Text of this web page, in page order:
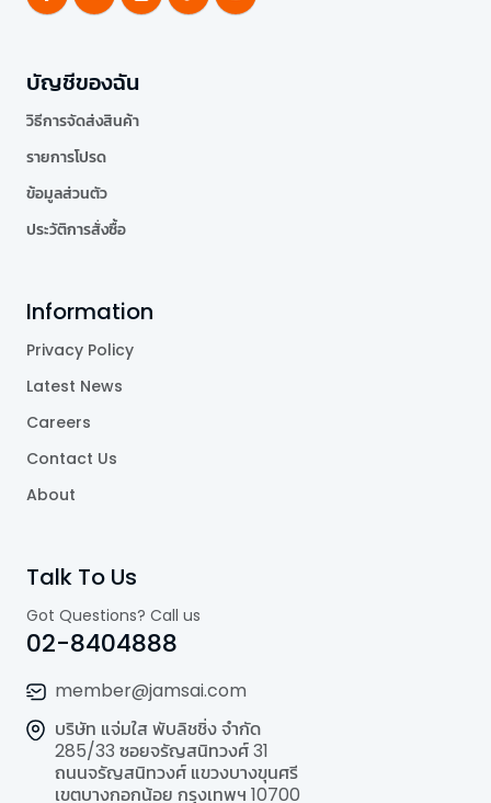
บัญชีของฉัน
วิธีการจัดส่งสินค้า
รายการโปรด
ข้อมูลส่วนตัว
ประวัติการสั่งซื้อ
Information
Privacy Policy
Latest News
Careers
Contact Us
About
Talk To Us
Got Questions? Call us
02-8404888
member@jamsai.com
บริษัท แจ่มใส พับลิชชิ่ง จำกัด
285/33 ซอยจรัญสนิทวงศ์ 31
ถนนจรัญสนิทวงศ์ แขวงบางขุนศรี
เขตบางกอกน้อย กรุงเทพฯ 10700